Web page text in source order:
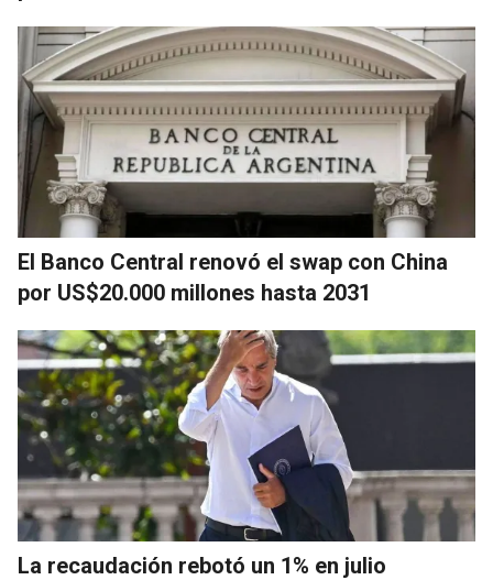
El Banco Central renovó el swap con China
por US$20.000 millones hasta 2031
La recaudación rebotó un 1% en julio